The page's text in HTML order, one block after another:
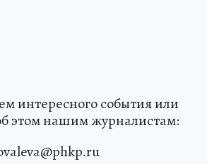
интересного события или
этом нашим журналистам: